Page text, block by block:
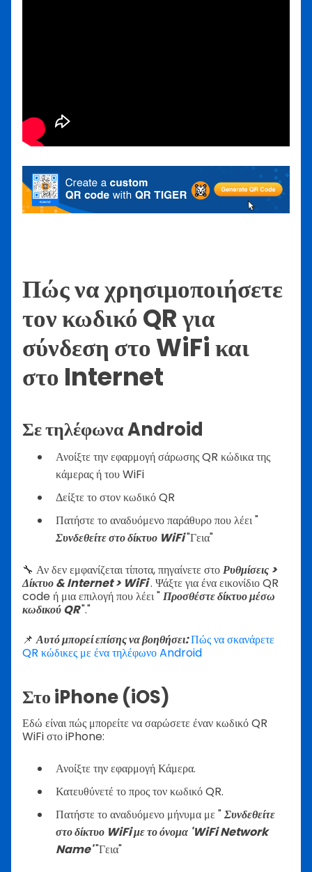
Πώς να χρησιμοποιήσετε
τον κωδικό QR για
σύνδεση στο WiFi και
στο Internet
Σε τηλέφωνα Android
Ανοίξτε την εφαρμογή σάρωσης QR κώδικα της
κάμερας ή του WiFi
Δείξτε το στον κωδικό QR
Πατήστε το αναδυόμενο παράθυρο που λέει "
Συνδεθείτε στο δίκτυο WiFi"Γεια"
🔧 Αν δεν εμφανίζεται τίποτα, πηγαίνετε στοΡυθμίσεις >
Δίκτυο & Internet > WiFi. Ψάξτε για ένα εικονίδιο QR
code ή μια επιλογή που λέει "Προσθέστε δίκτυο μέσω
κωδικού QR"."
📌Αυτό μπορεί επίσης να βοηθήσει:Πώς να σκανάρετε
QR κώδικες με ένα τηλέφωνο Android
Στο iPhone (iOS)
Εδώ είναι πώς μπορείτε να σαρώσετε έναν κωδικό QR
WiFi στο iPhone:
Ανοίξτε την εφαρμογή Κάμερα.
Κατευθύνετέ το προς τον κωδικό QR.
Πατήστε το αναδυόμενο μήνυμα με "Συνδεθείτε
στο δίκτυο WiFi με το όνομα 'WiFi Network
Name'"Γεια"